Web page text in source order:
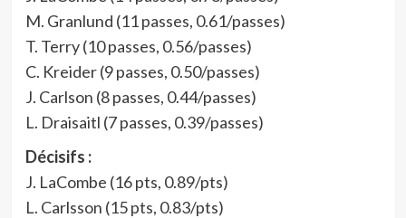
M. Granlund (11 passes, 0.61/passes)
T. Terry (10 passes, 0.56/passes)
C. Kreider (9 passes, 0.50/passes)
J. Carlson (8 passes, 0.44/passes)
L. Draisaitl (7 passes, 0.39/passes)
Décisifs :
J. LaCombe (16 pts, 0.89/pts)
L. Carlsson (15 pts, 0.83/pts)